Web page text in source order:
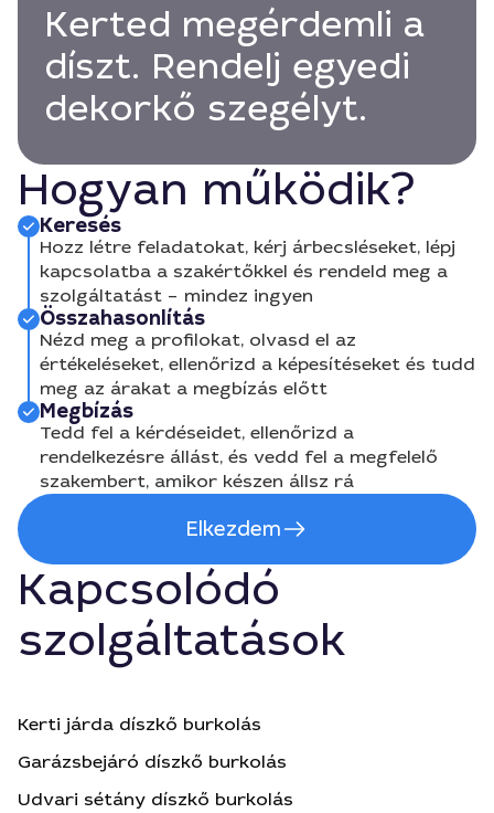
Kerted megérdemli a
díszt. Rendelj egyedi
dekorkő szegélyt.
Hogyan működik?
Keresés
Hozz létre feladatokat, kérj árbecsléseket, lépj
kapcsolatba a szakértőkkel és rendeld meg a
szolgáltatást – mindez ingyen
Összahasonlítás
Nézd meg a profilokat, olvasd el az
értékeléseket, ellenőrizd a képesítéseket és tudd
meg az árakat a megbízás előtt
Megbízás
Tedd fel a kérdéseidet, ellenőrizd a
rendelkezésre állást, és vedd fel a megfelelő
szakembert, amikor készen állsz rá
Elkezdem
Kapcsolódó
szolgáltatások
Kerti járda díszkő burkolás
Garázsbejáró díszkő burkolás
Udvari sétány díszkő burkolás